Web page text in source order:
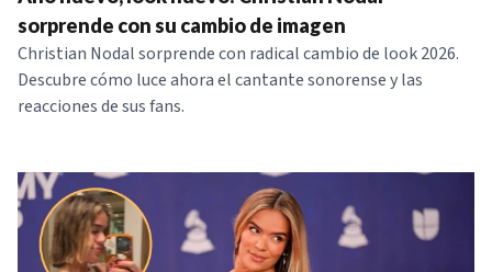
NOTICIAS
SERIES
sorprende con su cambio de imagen
Christian Nodal sorprende con radical cambio de look 2026.
Descubre cómo luce ahora el cantante sonorense y las
reacciones de sus fans.